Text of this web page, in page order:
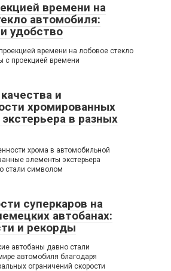
времени на
автомобиля:
удобство
времени на лобовое стекло
с проекцией времени
и
хромированных
в разных
хрома в автомобильной
элементы экстерьера
стали символом
суперкаров на
автобанах:
и рекорды
автобаны давно стали
автомобиля благодаря
ограничений скорости